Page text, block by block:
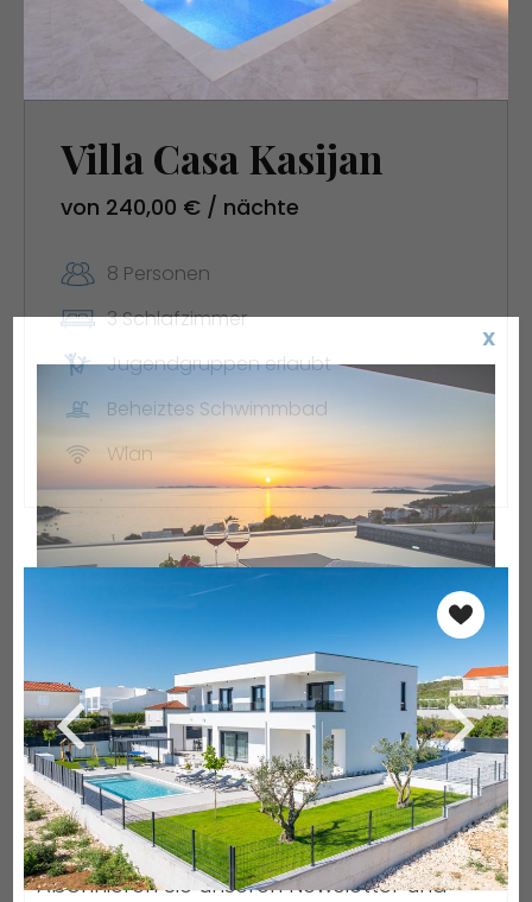
Villa Casa Kasijan
von 240,00 € / nächte
8 Personen
3 Schlafzimmer
Jugendgruppen erlaubt
Beheiztes Schwimmbad
Wlan
X
Sichern Sie sich 5 %
Rabatt auf Ihre erste
Buchung!
Abonnieren Sie unseren Newsletter und